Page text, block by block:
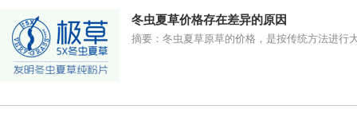
冬虫夏草价格存在差异的原因
摘要：冬虫夏草原草的价格，是按传统方法进行